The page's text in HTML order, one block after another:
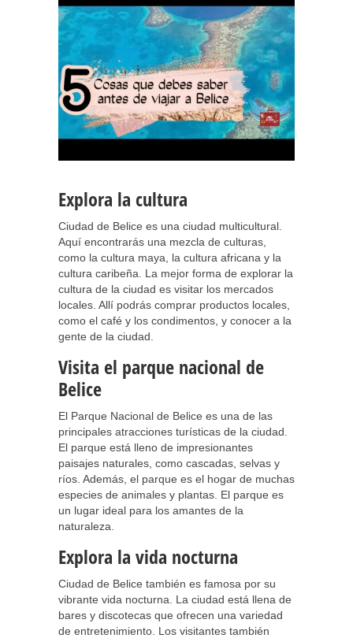
Explora la cultura
Ciudad de Belice es una ciudad multicultural.
Aquí encontrarás una mezcla de culturas,
como la cultura maya, la cultura africana y la
cultura caribeña. La mejor forma de explorar la
cultura de la ciudad es visitar los mercados
locales. Allí podrás comprar productos locales,
como el café y los condimentos, y conocer a la
gente de la ciudad.
Visita el parque nacional de
Belice
El Parque Nacional de Belice es una de las
principales atracciones turísticas de la ciudad.
El parque está lleno de impresionantes
paisajes naturales, como cascadas, selvas y
ríos. Además, el parque es el hogar de muchas
especies de animales y plantas. El parque es
un lugar ideal para los amantes de la
naturaleza.
Explora la vida nocturna
Ciudad de Belice también es famosa por su
vibrante vida nocturna. La ciudad está llena de
bares y discotecas que ofrecen una variedad
de entretenimiento. Los visitantes también